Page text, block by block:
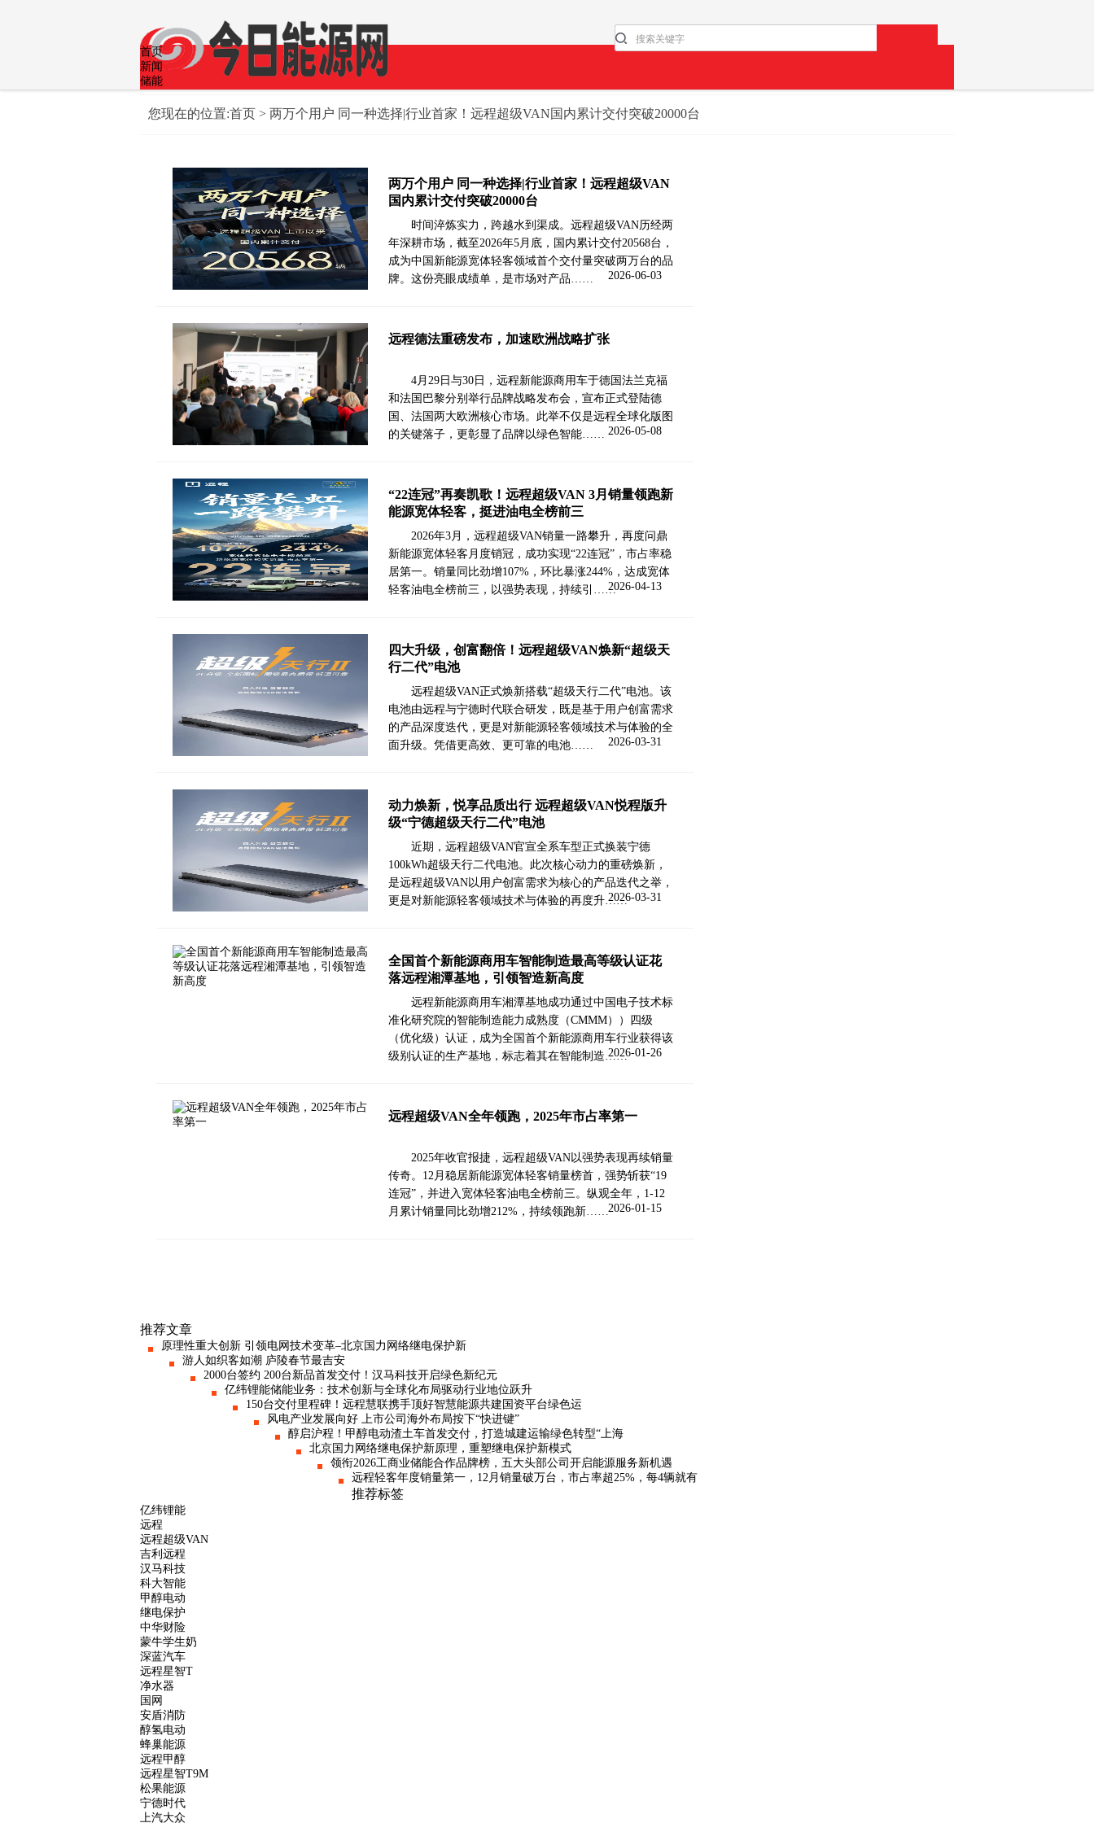
首页
新闻
储能
公司
智能网联
您现在的位置:首页 > 两万个用户 同一种选择|行业首家！远程超级VAN国内累计交付突破20000台
两万个用户 同一种选择|行业首家！远程超级VAN
国内累计交付突破20000台
时间淬炼实力，跨越水到渠成。远程超级VAN历经两
年深耕市场，截至2026年5月底，国内累计交付20568台，
成为中国新能源宽体轻客领域首个交付量突破两万台的品
牌。这份亮眼成绩单，是市场对产品……
2026-06-03
远程德法重磅发布，加速欧洲战略扩张
4月29日与30日，远程新能源商用车于德国法兰克福
和法国巴黎分别举行品牌战略发布会，宣布正式登陆德
国、法国两大欧洲核心市场。此举不仅是远程全球化版图
的关键落子，更彰显了品牌以绿色智能…… 2026-05-08
“22连冠”再奏凯歌！远程超级VAN 3月销量领跑新
能源宽体轻客，挺进油电全榜前三
2026年3月，远程超级VAN销量一路攀升，再度问鼎
新能源宽体轻客月度销冠，成功实现“22连冠”，市占率稳
居第一。销量同比劲增107%，环比暴涨244%，达成宽体
轻客油电全榜前三，以强势表现，持续引……2026-04-13
四大升级，创富翻倍！远程超级VAN焕新“超级天
行二代”电池
远程超级VAN正式焕新搭载“超级天行二代”电池。该
电池由远程与宁德时代联合研发，既是基于用户创富需求
的产品深度迭代，更是对新能源轻客领域技术与体验的全
面升级。凭借更高效、更可靠的电池……
2026-03-31
动力焕新，悦享品质出行 远程超级VAN悦程版升
级“宁德超级天行二代”电池
近期，远程超级VAN官宣全系车型正式换装宁德
100kWh超级天行二代电池。此次核心动力的重磅焕新，
是远程超级VAN以用户创富需求为核心的产品迭代之举，
更是对新能源轻客领域技术与体验的再度升……2026-03-31
全国首个新能源商用车智能制造最高等级认证花
落远程湘潭基地，引领智造新高度
远程新能源商用车湘潭基地成功通过中国电子技术标
准化研究院的智能制造能力成熟度（CMMM））四级
（优化级）认证，成为全国首个新能源商用车行业获得该
级别认证的生产基地，标志着其在智能制造……2026-01-26
远程超级VAN全年领跑，2025年市占率第一
2025年收官报捷，远程超级VAN以强势表现再续销量
传奇。12月稳居新能源宽体轻客销量榜首，强势斩获“19
连冠”，并进入宽体轻客油电全榜前三。纵观全年，1-12
月累计销量同比劲增212%，持续领跑新……2026-01-15
推荐文章
原理性重大创新 引领电网技术变革–北京国力网络继电保护新
游人如织客如潮 庐陵春节最吉安
2000台签约 200台新品首发交付！汉马科技开启绿色新纪元
亿纬锂能储能业务：技术创新与全球化布局驱动行业地位跃升
150台交付里程碑！远程慧联携手顶好智慧能源共建国资平台绿色运
风电产业发展向好 上市公司海外布局按下“快进键”
醇启沪程！甲醇电动渣土车首发交付，打造城建运输绿色转型“上海
北京国力网络继电保护新原理，重塑继电保护新模式
领衔2026工商业储能合作品牌榜，五大头部公司开启能源服务新机遇
远程轻客年度销量第一，12月销量破万台，市占率超25%，每4辆就有
推荐标签
亿纬锂能
远程
远程超级VAN
吉利远程
汉马科技
科大智能
甲醇电动
继电保护
中华财险
蒙牛学生奶
深蓝汽车
远程星智T
净水器
国网
安盾消防
醇氢电动
蜂巢能源
远程甲醇
远程星智T9M
松果能源
宁德时代
上汽大众